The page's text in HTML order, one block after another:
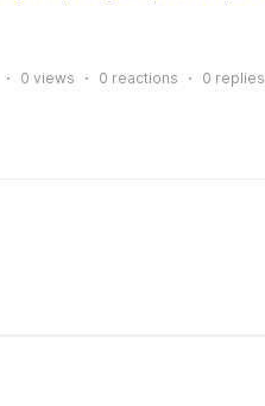
0 views 0 reactions 0 replies